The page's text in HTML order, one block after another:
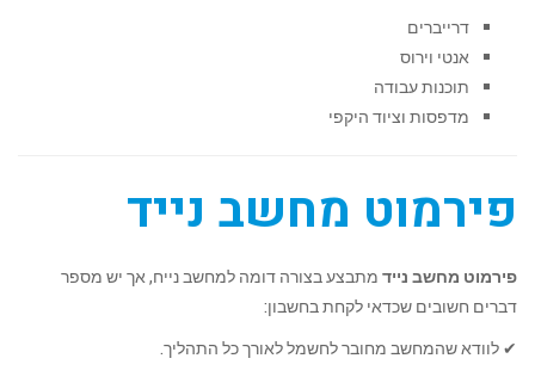
דרייברים
אנטי וירוס
תוכנות עבודה
מדפסות וציוד היקפי
פירמוט מחשב נייד
פירמוט מחשב נייד מתבצע בצורה דומה למחשב נייח, אך יש מספר
דברים חשובים שכדאי לקחת בחשבון:
✔ לוודא שהמחשב מחובר לחשמל לאורך כל התהליך.